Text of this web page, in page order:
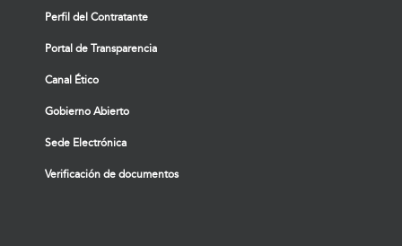
Perfil del Contratante
Portal de Transparencia
Canal Ético
Gobierno Abierto
Sede Electrónica
Verificación de documentos